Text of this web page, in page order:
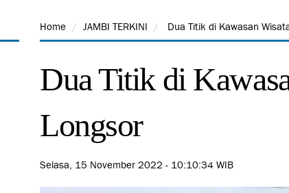
Home JAMBI TERKINI Dua Titik di Kawasan
Dua Titik di
Longsor
Selasa, 15 November 2022 - 10:10:34 WIB